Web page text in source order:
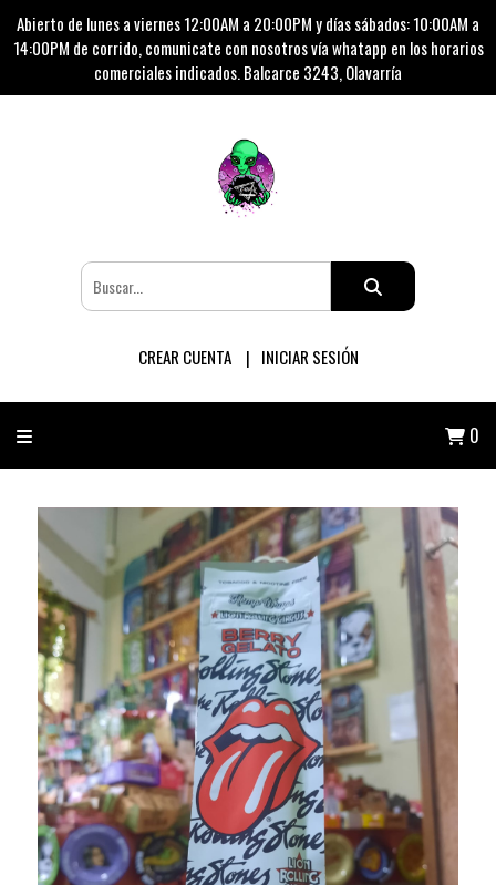
Abierto de lunes a viernes 12:00AM a 20:00PM y días sábados: 10:00AM a
14:00PM de corrido, comunicate con nosotros vía whatapp en los horarios
comerciales indicados. Balcarce 3243, Olavarría
CREAR CUENTA INICIAR SESIÓN
0